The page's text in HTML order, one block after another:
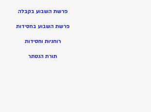
פרשת השבוע בקבלה
פרשת השבוע בחסידות
רוחניות וחסידות
תורת הנסתר